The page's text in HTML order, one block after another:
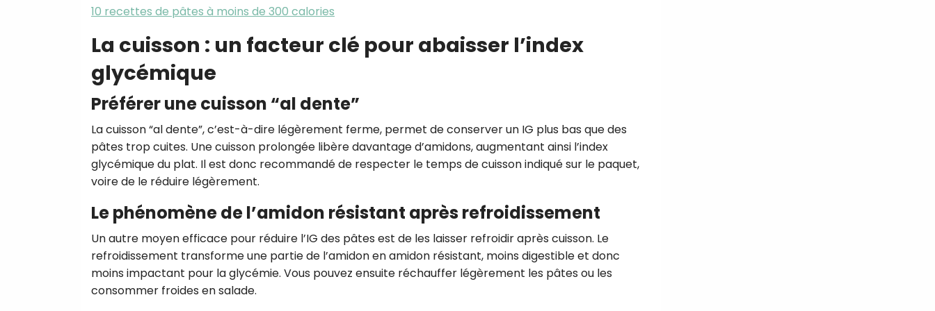
10 recettes de pâtes à moins de 300 calories
La cuisson : un facteur clé pour abaisser l’index
glycémique
Préférer une cuisson “al dente”
La cuisson “al dente”, c’est-à-dire légèrement ferme, permet de conserver un IG plus bas que des
pâtes trop cuites. Une cuisson prolongée libère davantage d’amidons, augmentant ainsi l’index
glycémique du plat. Il est donc recommandé de respecter le temps de cuisson indiqué sur le paquet,
voire de le réduire légèrement.
Le phénomène de l’amidon résistant après refroidissement
Un autre moyen efficace pour réduire l’IG des pâtes est de les laisser refroidir après cuisson. Le
refroidissement transforme une partie de l’amidon en amidon résistant, moins digestible et donc
moins impactant pour la glycémie. Vous pouvez ensuite réchauffer légèrement les pâtes ou les
consommer froides en salade.